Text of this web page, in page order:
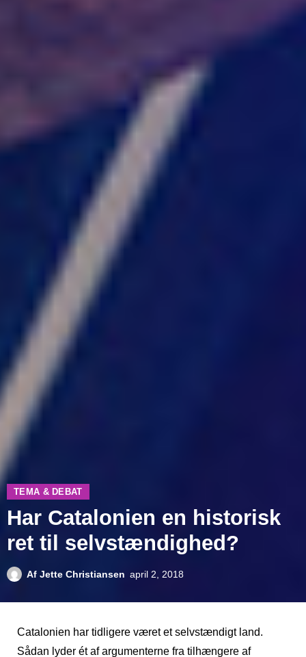
TEMA & DEBAT
Har Catalonien en historisk
ret til selvstændighed?
Af Jette Christiansen april 2, 2018
Catalonien har tidligere været et selvstændigt land.
Sådan lyder ét af argumenterne fra tilhængere af